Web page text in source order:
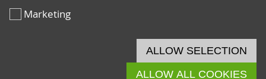
HELP
Marketing
ALLOW SELECTION
ALLOW ALL COOKIES